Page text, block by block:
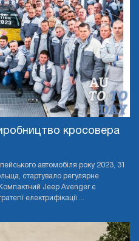
кросовера
автомобіля року 2023, 31
стартувало регулярне
Jeep Avenger є
електрифікації ...